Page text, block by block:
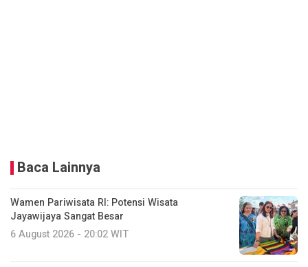
Baca Lainnya
Wamen Pariwisata RI: Potensi Wisata
Jayawijaya Sangat Besar
6 August 2026 - 20:02 WIT